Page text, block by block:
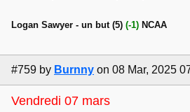
Logan Sawyer - un but (5) (-1) NCAA
#759 by Burnny on 08 Mar, 2025
Vendredi 07 mars